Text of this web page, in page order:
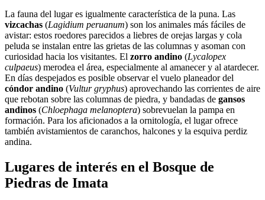
La fauna del lugar es igualmente característica de la puna. Las
vizcachas (Lagidium peruanum) son los animales más fáciles de
avistar: estos roedores parecidos a liebres de orejas largas y cola
peluda se instalan entre las grietas de las columnas y asoman con
curiosidad hacia los visitantes. El zorro andino (Lycalopex
culpaeus) merodea el área, especialmente al amanecer y al atardecer.
En días despejados es posible observar el vuelo planeador del
cóndor andino (Vultur gryphus) aprovechando las corrientes de aire
que rebotan sobre las columnas de piedra, y bandadas de gansos
andinos (Chloephaga melanoptera) sobrevuelan la pampa en
formación. Para los aficionados a la ornitología, el lugar ofrece
también avistamientos de caranchos, halcones y la esquiva perdiz
andina.
Lugares de interés en el Bosque de
Piedras de Imata